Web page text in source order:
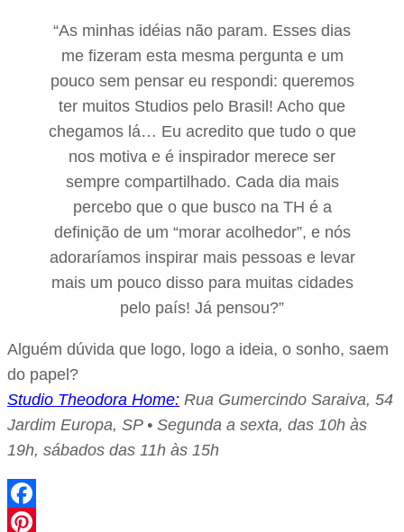
“As minhas idéias não param. Esses dias
me fizeram esta mesma pergunta e um
pouco sem pensar eu respondi: queremos
ter muitos Studios pelo Brasil! Acho que
chegamos lá… Eu acredito que tudo o que
nos motiva e é inspirador merece ser
sempre compartilhado. Cada dia mais
percebo que o que busco na TH é a
definição de um “morar acolhedor”, e nós
adoraríamos inspirar mais pessoas e levar
mais um pouco disso para muitas cidades
pelo país! Já pensou?”
Alguém dúvida que logo, logo a ideia, o sonho, saem
do papel?
Studio Theodora Home: Rua Gumercindo Saraiva, 54
Jardim Europa, SP • Segunda a sexta, das 10h às
19h, sábados das 11h às 15h
Facebook